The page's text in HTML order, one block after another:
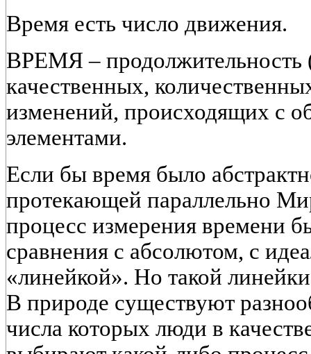
Время есть число движения.
ВРЕМЯ – продолжительность
качественных,
изменений, происходящих с
элементами.
Если бы время было
протекающей параллельно
процесс измерения времени
сравнения с абсолютом, с
«линейкой». Но такой
В природе существуют
числа которых люди в